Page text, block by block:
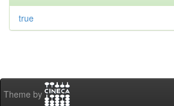
true
Theme by